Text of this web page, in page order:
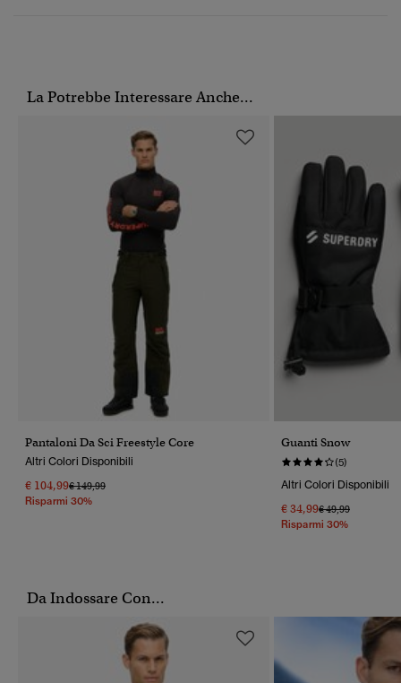
La Potrebbe Interessare Anche...
Pantaloni Da Sci Freestyle Core
Altri Colori Disponibili
€ 104,99Prezzo Ridotto Da
€ 149,99A
Risparmi 30%
Guanti Snow
(5)
Altri Colori Disponibili
€ 34,99Prezzo Ridotto Da
€ 49,99A
Risparmi 30%
Da Indossare Con...